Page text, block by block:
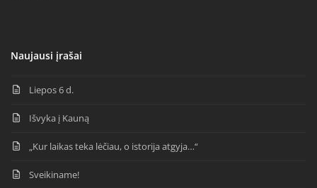
Naujausi įrašai
Liepos 6 d.
Išvyka į Kauną
„Kur laikas teka lėčiau, o istorija atgyja…“
Sveikiname!